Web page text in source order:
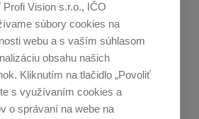
predstavujeme
Vision s.r.o., IČO
súbory cookies na
webu a s vaším súhlasom
obsahu našich
Kliknutím na tlačidlo „Povoliť
s využívaním cookies a
o správaní na webe na